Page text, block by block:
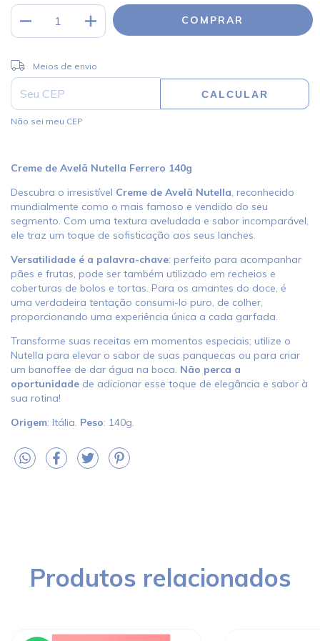
Entregas para o CEP:
Meios de envio
CALCULAR
Não sei meu CEP
Creme de Avelã Nutella Ferrero 140g
Descubra o irresistível Creme de Avelã Nutella, reconhecido
mundialmente como o mais famoso e vendido do seu
segmento. Com uma textura aveludada e sabor incomparável,
ele traz um toque de sofisticação aos seus lanches.
Versatilidade é a palavra-chave: perfeito para acompanhar
pães e frutas, pode ser também utilizado em recheios e
coberturas de bolos e tortas. Para os amantes do doce, é
uma verdadeira tentação consumi-lo puro, de colher,
proporcionando uma experiência única a cada garfada.
Transforme suas receitas em momentos especiais; utilize o
Nutella para elevar o sabor de suas panquecas ou para criar
um banoffee de dar água na boca. Não perca a
oportunidade de adicionar esse toque de elegância e sabor à
sua rotina!
Origem: Itália. Peso: 140g.
Produtos relacionados